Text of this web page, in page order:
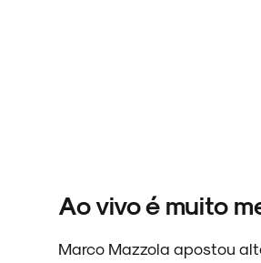
Ao vivo é muito
Marco Mazzola apostou